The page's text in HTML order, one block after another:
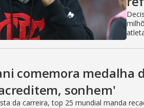
comemora medalha
sonhem'
da carreira, top 25 mundial manda